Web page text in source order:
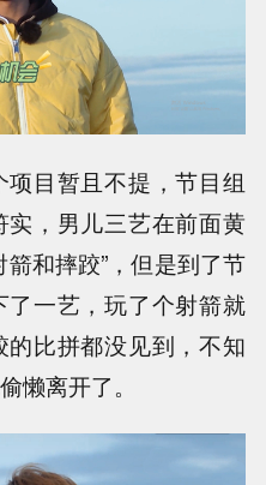
目暂且不提，节目组
，男儿三艺在前面黄
和摔跤”，但是到了节
一艺，玩了个射箭就
比拼都没见到，不知
懒离开了。